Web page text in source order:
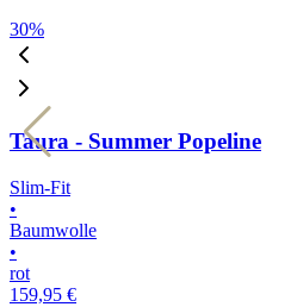
30%
Taura - Summer Popeline
Slim-Fit
•
Baumwolle
•
rot
159,95 €